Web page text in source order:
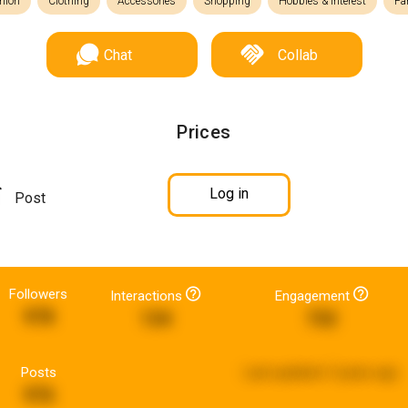
Chat Collab
Prices
Post Log in
Followers Interactions Engagement
Posts